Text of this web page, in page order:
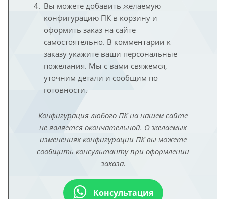
Вы можете добавить желаемую
конфигурацию ПК в корзину и
оформить заказ на сайте
самостоятельно. В комментарии к
заказу укажите ваши персональные
пожелания. Мы с вами свяжемся,
уточним детали и сообщим по
готовности.
Конфигурация любого ПК на нашем сайте
не является окончательной. О желаемых
изменениях конфигурации ПК вы можете
сообщить консультанту при оформлении
заказа.
Консультация